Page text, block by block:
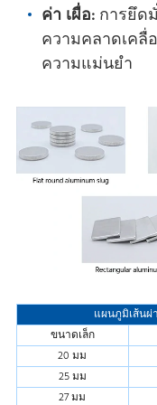
ค่า เผื่อ: การยึด
ความคลาดเค
ความแม่นยํา
แผนภูมิเส้นผ่
ขนาดเล็ก
20 มม
25 มม
27 มม